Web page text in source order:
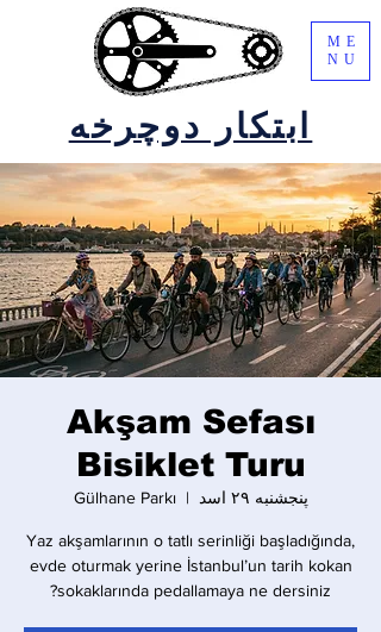
ابتکار دوچرخه
ME
NU
Akşam Sefası
Bisiklet Turu
پنجشنبه ۲۹ اسد
  |
Gülhane Parkı
Yaz akşamlarının o tatlı serinliği başladığında,
evde oturmak yerine İstanbul’un tarih kokan
sokaklarında pedallamaya ne dersiniz?